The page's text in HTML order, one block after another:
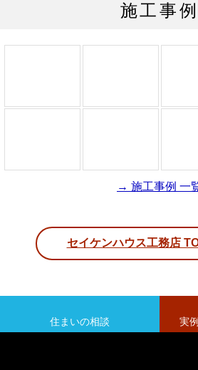
施工事例
→ 施工事例 一
セイケンハウス工務店
住まいの相談 実